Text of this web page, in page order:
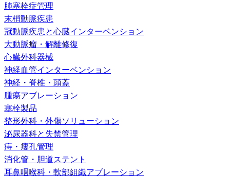
肺塞栓症管理
末梢動脈疾患
冠動脈疾患と心臓インターベンション
大動脈瘤・解離修復
心臓外科器械
神経血管インターベンション
神経・脊椎・頭蓋
腫瘍アブレーション
塞栓製品
整形外科・外傷ソリューション
泌尿器科と失禁管理
痔・瘻孔管理
消化管・胆道ステント
耳鼻咽喉科・軟部組織アブレーション